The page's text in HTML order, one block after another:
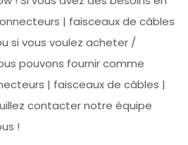
| faisceaux de câbles
si vous voulez acheter /
pouvons fournir comme
| faisceaux de câbles |
contacter notre équipe
!